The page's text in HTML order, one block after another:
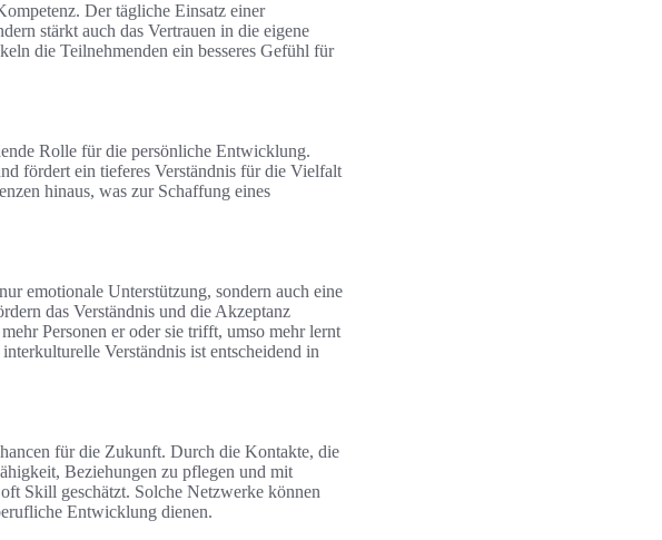
Der tägliche Einsatz einer
stärkt auch das Vertrauen in die eigene
die Teilnehmenden ein besseres Gefühl für
Rolle für die persönliche Entwicklung.
fördert ein tieferes Verständnis für die Vielfalt
hinaus, was zur Schaffung eines
emotionale Unterstützung, sondern auch eine
das Verständnis und die Akzeptanz
Personen er oder sie trifft, umso mehr lernt
Verständnis ist entscheidend in
für die Zukunft. Durch die Kontakte, die
Beziehungen zu pflegen und mit
Skill geschätzt. Solche Netzwerke können
Entwicklung dienen.